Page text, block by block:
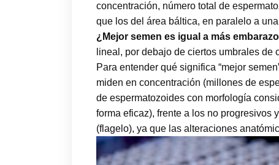
concentración, número total de
que los del área báltica, en paralelo a
¿Mejor semen es igual a más
lineal, por debajo de ciertos umbrales
Para entender qué significa “mejor
miden en concentración (millones de
de espermatozoides con morfología
forma eficaz), frente a los no progresivos
(flagelo), ya que las alteraciones